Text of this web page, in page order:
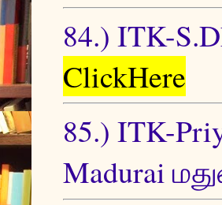
84.) ITK-
ClickHere
85.) ITK-
Madurai